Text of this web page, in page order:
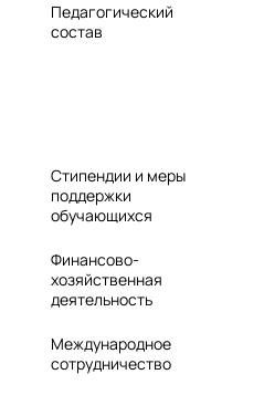
Педагогический
состав
Стипендии и меры
поддержки
обучающихся
Финансово-
хозяйственная
деятельность
Международное
сотрудничество